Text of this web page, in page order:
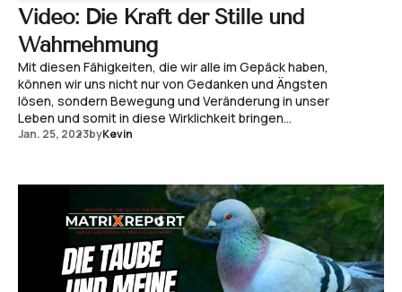
Video: Die Kraft der Stille und
Wahrnehmung
Mit diesen Fähigkeiten, die wir alle im Gepäck haben,
können wir uns nicht nur von Gedanken und Ängsten
lösen, sondern Bewegung und Veränderung in unser
Leben und somit in diese Wirklichkeit bringen...
Jan. 25, 2023byKevin